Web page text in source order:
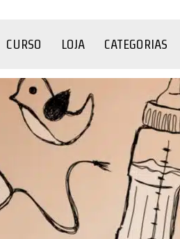
CURSO LOJA CATEGORIAS